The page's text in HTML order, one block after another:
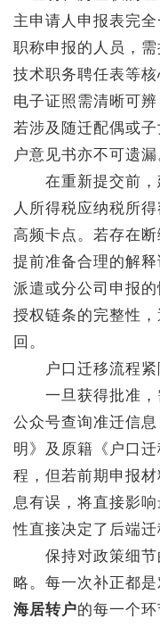
主申请人申报表完
职称申报的人员，
技术职务聘任表等
电子证照需清晰可
若涉及随迁配偶或
户意见书亦不可遗漏
在重新提交前，
人所得税应纳税所
高频卡点。若存在
提前准备合理的解
派遣或分公司申报
授权链条的完整性
回。
户口迁移流程紧
一旦获得批准，
公众号查询准迁信
明》及原籍《户口
程，但若前期申报
息有误，将直接影
性直接决定了后端迁
保持对政策细节
略。每一次补正都
海居转户的每一个